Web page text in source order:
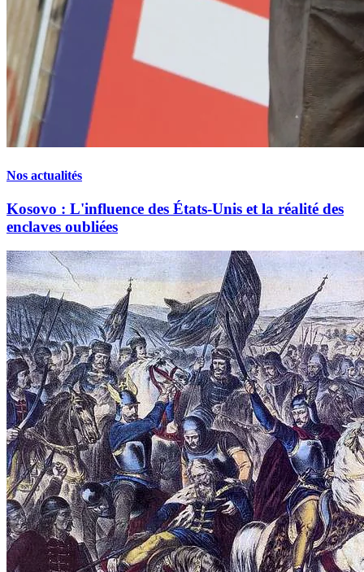
Nos actualités
Kosovo : L'influence des États-Unis et la réalité des
enclaves oubliées